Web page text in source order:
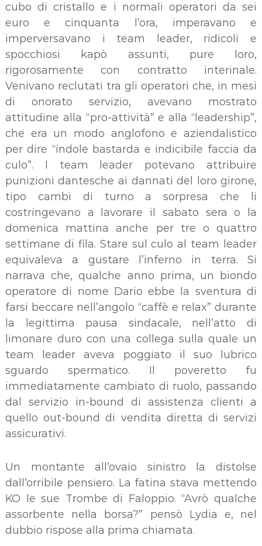
cubo di cristallo e i normali operatori da sei
euro e cinquanta l’ora, imperavano e
imperversavano i team leader, ridicoli e
spocchiosi kapò assunti, pure loro,
rigorosamente con contratto interinale.
Venivano reclutati tra gli operatori che, in mesi
di onorato servizio, avevano mostrato
attitudine alla “pro-attività” e alla “leadership”,
che era un modo anglofono e aziendalistico
per dire “indole bastarda e indicibile faccia da
culo”. I team leader potevano attribuire
punizioni dantesche ai dannati del loro girone,
tipo cambi di turno a sorpresa che li
costringevano a lavorare il sabato sera o la
domenica mattina anche per tre o quattro
settimane di fila. Stare sul culo al team leader
equivaleva a gustare l’inferno in terra. Si
narrava che, qualche anno prima, un biondo
operatore di nome Dario ebbe la sventura di
farsi beccare nell’angolo “caffè e relax” durante
la legittima pausa sindacale, nell’atto di
limonare duro con una collega sulla quale un
team leader aveva poggiato il suo lubrico
sguardo spermatico. Il poveretto fu
immediatamente cambiato di ruolo, passando
dal servizio in-bound di assistenza clienti a
quello out-bound di vendita diretta di servizi
assicurativi.
Un montante all’ovaio sinistro la distolse
dall’orribile pensiero. La fatina stava mettendo
KO le sue Trombe di Faloppio. “Avrò qualche
assorbente nella borsa?” pensò Lydia e, nel
dubbio rispose alla prima chiamata.